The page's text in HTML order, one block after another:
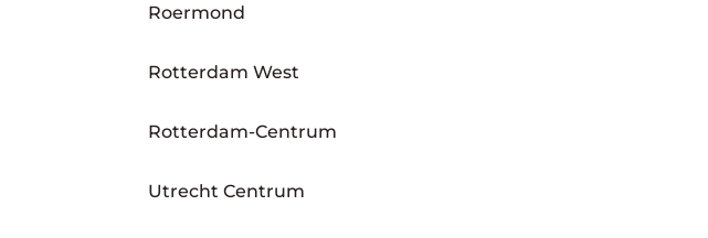
Roermond
Rotterdam West
Rotterdam-Centrum
Utrecht Centrum